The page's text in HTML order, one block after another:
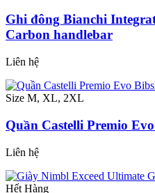
Ghi đông Bianchi
Carbon handlebar
Liên hệ
Size M, XL, 2XL
Quần Castelli Premio
Liên hệ
Hết Hàng